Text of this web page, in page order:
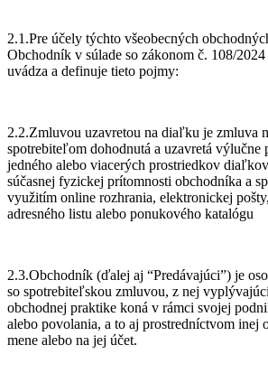
2.1.Pre účely týchto všeobecných
Obchodník v súlade so zákonom č. 108/
uvádza a definuje tieto pojmy:
2.2.Zmluvou uzavretou na diaľku je zmluva
spotrebiteľom dohodnutá a uzavretá výlučne
jedného alebo viacerých prostriedkov
súčasnej fyzickej prítomnosti obchodníka a
využitím online rozhrania, elektronickej
adresného listu alebo ponukového katalógu
2.3.Obchodník (ďalej aj “Predávajúci”) je
so spotrebiteľskou zmluvou, z nej
obchodnej praktike koná v rámci svojej
alebo povolania, a to aj prostredníctvom inej
mene alebo na jej účet.